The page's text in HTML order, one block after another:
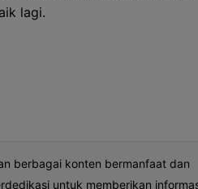
lagi.
berbagai konten bermanfaat dan
untuk memberikan